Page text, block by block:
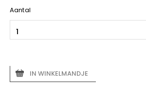
Aantal
IN WINKELMANDJE